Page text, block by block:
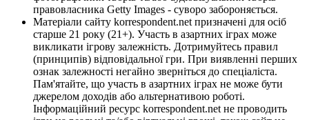
правовласника Getty Images - суворо забороняється.
Матеріали сайту korrespondent.net призначені для осіб
старше 21 року (21+). Участь в азартних іграх може
викликати ігрову залежність. Дотримуйтесь правил
(принципів) відповідальної гри. При виявленні перших
ознак залежності негайно зверніться до спеціаліста.
Пам'ятайте, що участь в азартних іграх не може бути
джерелом доходів або альтернативою роботі.
Інформаційний ресурс korrespondent.net не проводить